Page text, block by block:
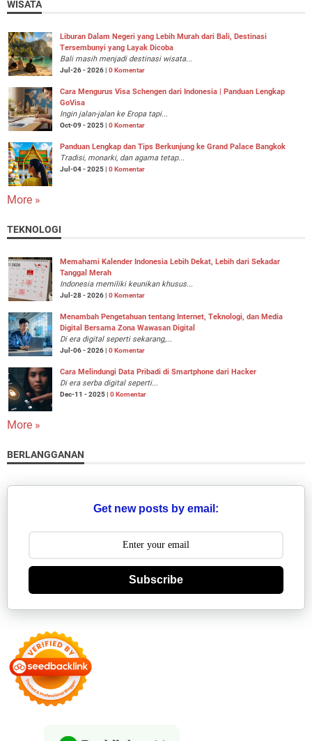
WISATA
Liburan Dalam Negeri yang Lebih Murah dari Bali, Destinasi
Tersembunyi yang Layak Dicoba
Bali masih menjadi destinasi wisata...
Jul-26 - 2026 | 0 Komentar
Cara Mengurus Visa Schengen dari Indonesia | Panduan Lengkap
GoVisa
Ingin jalan-jalan ke Eropa tapi...
Oct-09 - 2025 | 0 Komentar
Panduan Lengkap dan Tips Berkunjung ke Grand Palace Bangkok
Tradisi, monarki, dan agama tetap...
Jul-04 - 2025 | 0 Komentar
More »
TEKNOLOGI
Memahami Kalender Indonesia Lebih Dekat, Lebih dari Sekadar
Tanggal Merah
Indonesia memiliki keunikan khusus...
Jul-28 - 2026 | 0 Komentar
Menambah Pengetahuan tentang Internet, Teknologi, dan Media
Digital Bersama Zona Wawasan Digital
Di era digital seperti sekarang,...
Jul-06 - 2026 | 0 Komentar
Cara Melindungi Data Pribadi di Smartphone dari Hacker
Di era serba digital seperti...
Dec-11 - 2025 | 0 Komentar
More »
BERLANGGANAN
Get new posts by email:
Subscribe